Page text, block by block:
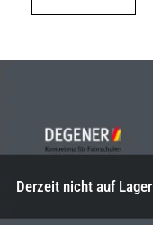
Derzeit nicht auf Lager